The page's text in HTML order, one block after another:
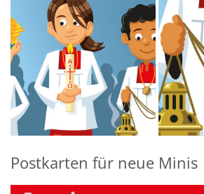
Postkarten für neue Minis